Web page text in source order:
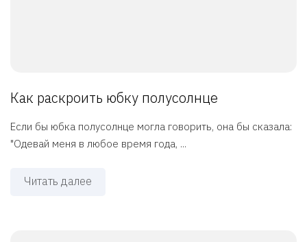
Как раскроить юбку полусолнце
Если бы юбка полусолнце могла говорить, она бы сказала:
"Одевай меня в любое время года, ...
Читать далее